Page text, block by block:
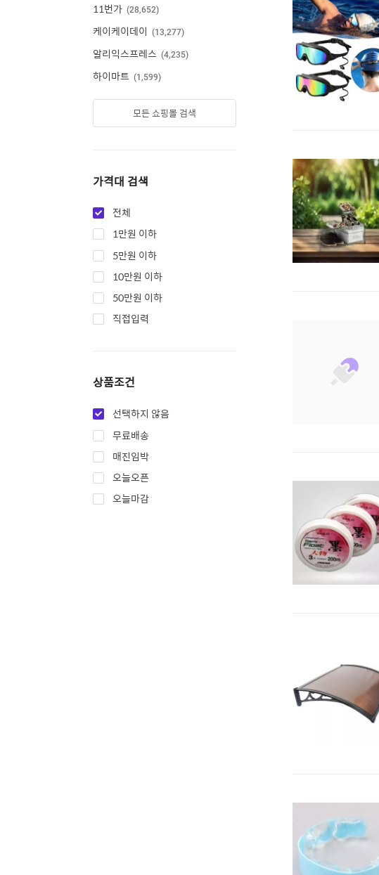
11번가 28,652
케이케이데이 13,277
알리익스프레스 4,235
하이마트 1,599
모든 쇼핑몰 검색
가격대 검색
전체
1만원 이하
5만원 이하
10만원 이하
50만원 이하
직접입력
상품조건
선택하지 않음
무료배송
매진임박
오늘오픈
오늘마감